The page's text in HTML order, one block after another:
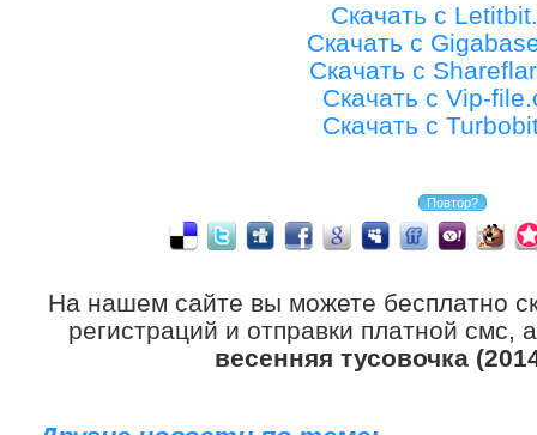
Скачать с
Скачать с
Скачать с
Скачать с Vip-
Скачать с
На нашем сайте вы можете бесплатно
регистраций и отправки платной смс,
весенняя тусовочка